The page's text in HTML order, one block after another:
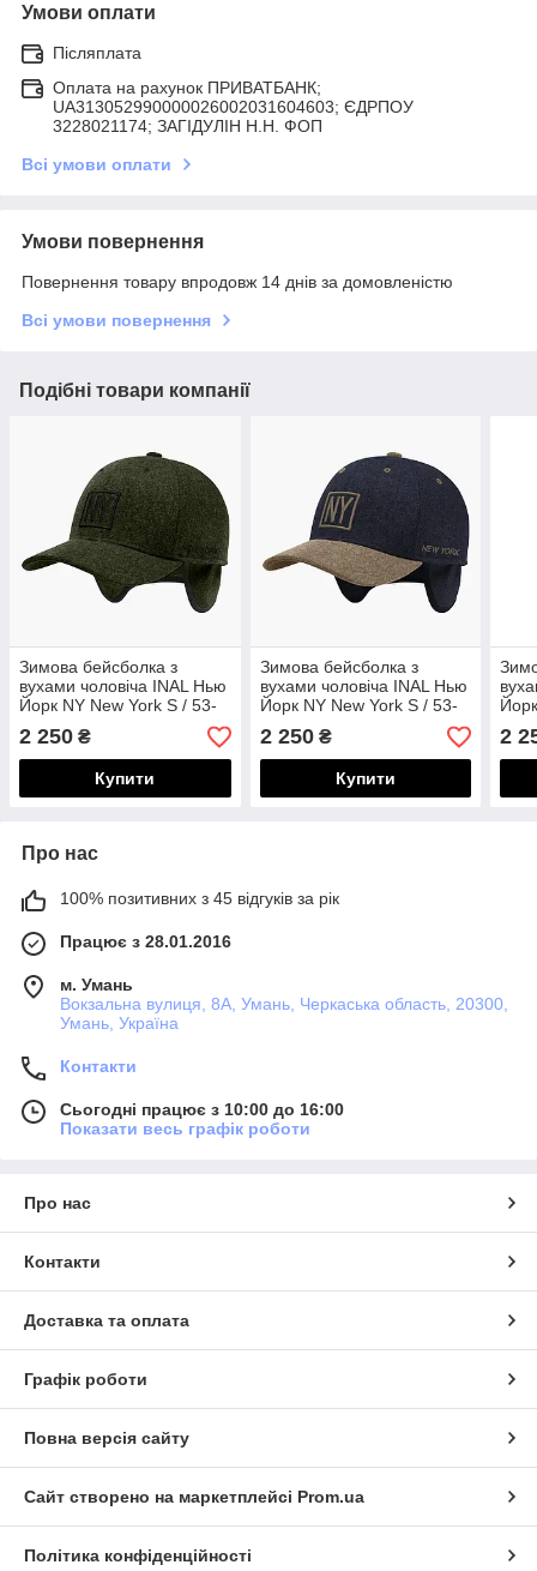
Умови оплати
Післяплата
Оплата на рахунок ПРИВАТБАНК;
UA313052990000026002031604603; ЄДРПОУ
3228021174; ЗАГIДУЛIН Н.Н. ФОП
Всі умови оплати
Умови повернення
Повернення товару впродовж 14 днів за домовленістю
Всі умови повернення
Подібні товари компанії
Зимова бейсболка з
вухами чоловіча INAL Нью
Йорк NY New York S / 53-
54 Темно-оливковий
42453
2 250 ₴
Купити
Зимова бейсболка з
вухами чоловіча INAL Нью
Йорк NY New York S / 53-
54 Темно-синій/ Хакі
24553
2 250₴
Купити
54
2
Про нас
100% позитивних з 45 відгуків за рік
Працює з 28.01.2016
м. Умань
Вокзальна вулиця, 8А, Умань, Черкаська область, 20300,
Умань, Україна
Контакти
Сьогодні працює з 10:00 до 16:00
Показати весь графік роботи
Про нас
Контакти
Доставка та оплата
Графік роботи
Повна версія сайту
Сайт створено на маркетплейсі Prom.ua
Політика конфіденційності